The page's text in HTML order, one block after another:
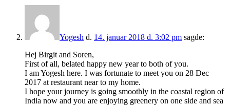
Yogesh d. 14. januar 2018 d. 3:02 pm sagde:
Hej Birgit and Soren,
First of all, belated happy new year to both of you.
I am Yogesh here. I was fortunate to meet you on 28 Dec
2017 at restaurant near to my home.
I hope your journey is going smoothly in the coastal region of
India now and you are enjoying greenery on one side and sea